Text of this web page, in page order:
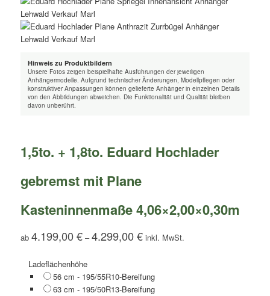
Hinweis zu Produktbildern
Unsere Fotos zeigen beispielhafte Ausführungen der jeweiligen
Anhängermodelle. Aufgrund technischer Änderungen, Modellpflegen oder
konstruktiver Anpassungen können gelieferte Anhänger in einzelnen Details
von den Abbildungen abweichen. Die Funktionalität und Qualität bleiben
davon unberührt.
1,5to. + 1,8to. Eduard Hochlader
gebremst mit Plane
Kasteninnenmaße 4,06×2,00×0,30m
ab4.199,00€ –4.299,00€
Ladeflächenhöhe
56 cm - 195/55R10-Bereifung
63 cm - 195/50R13-Bereifung